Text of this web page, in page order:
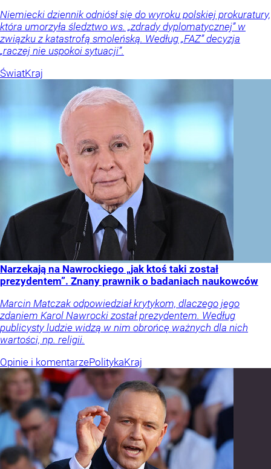
Niemiecki dziennik odniósł się do wyroku polskiej prokuratury,
która umorzyła śledztwo ws. „zdrady dyplomatycznej” w
związku z katastrofą smoleńską. Według „FAZ” decyzja
„raczej nie uspokoi sytuacji”.
ŚwiatKraj
Narzekają na Nawrockiego „jak ktoś taki został
prezydentem”. Znany prawnik o badaniach naukowców
Marcin Matczak odpowiedział krytykom, dlaczego jego
zdaniem Karol Nawrocki został prezydentem. Według
publicysty ludzie widzą w nim obrońcę ważnych dla nich
wartości, np. religii.
Opinie i komentarzePolitykaKraj